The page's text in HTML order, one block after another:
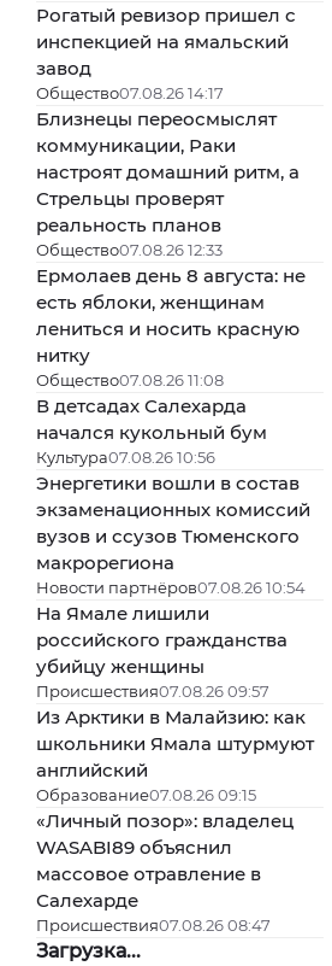
Рогатый ревизор пришел с
инспекцией на ямальский
завод
Общество07.08.26 14:17
Близнецы переосмыслят
коммуникации, Раки
настроят домашний ритм, а
Стрельцы проверят
реальность планов
Общество07.08.26 12:33
Ермолаев день 8 августа: не
есть яблоки, женщинам
лениться и носить красную
нитку
Общество07.08.26 11:08
В детсадах Салехарда
начался кукольный бум
Культура07.08.26 10:56
Энергетики вошли в состав
экзаменационных комиссий
вузов и ссузов Тюменского
макрорегиона
Новости партнёров07.08.26 10:54
На Ямале лишили
российского гражданства
убийцу женщины
Происшествия07.08.26 09:57
Из Арктики в Малайзию: как
школьники Ямала штурмуют
английский
Образование07.08.26 09:15
«Личный позор»: владелец
WASABI89 объяснил
массовое отравление в
Салехарде
Происшествия07.08.26 08:47
Загрузка...